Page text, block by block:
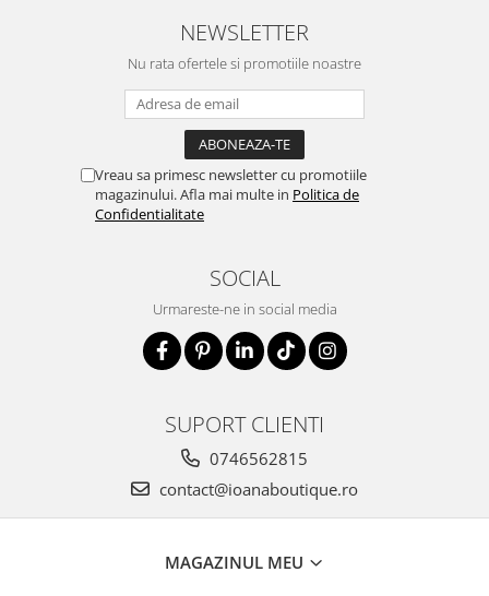
NEWSLETTER
Nu rata ofertele si promotiile noastre
Vreau sa primesc newsletter cu promotiile
magazinului. Afla mai multe in Politica de
Confidentialitate
SOCIAL
Urmareste-ne in social media
SUPORT CLIENTI
0746562815
contact@ioanaboutique.ro
MAGAZINUL MEU